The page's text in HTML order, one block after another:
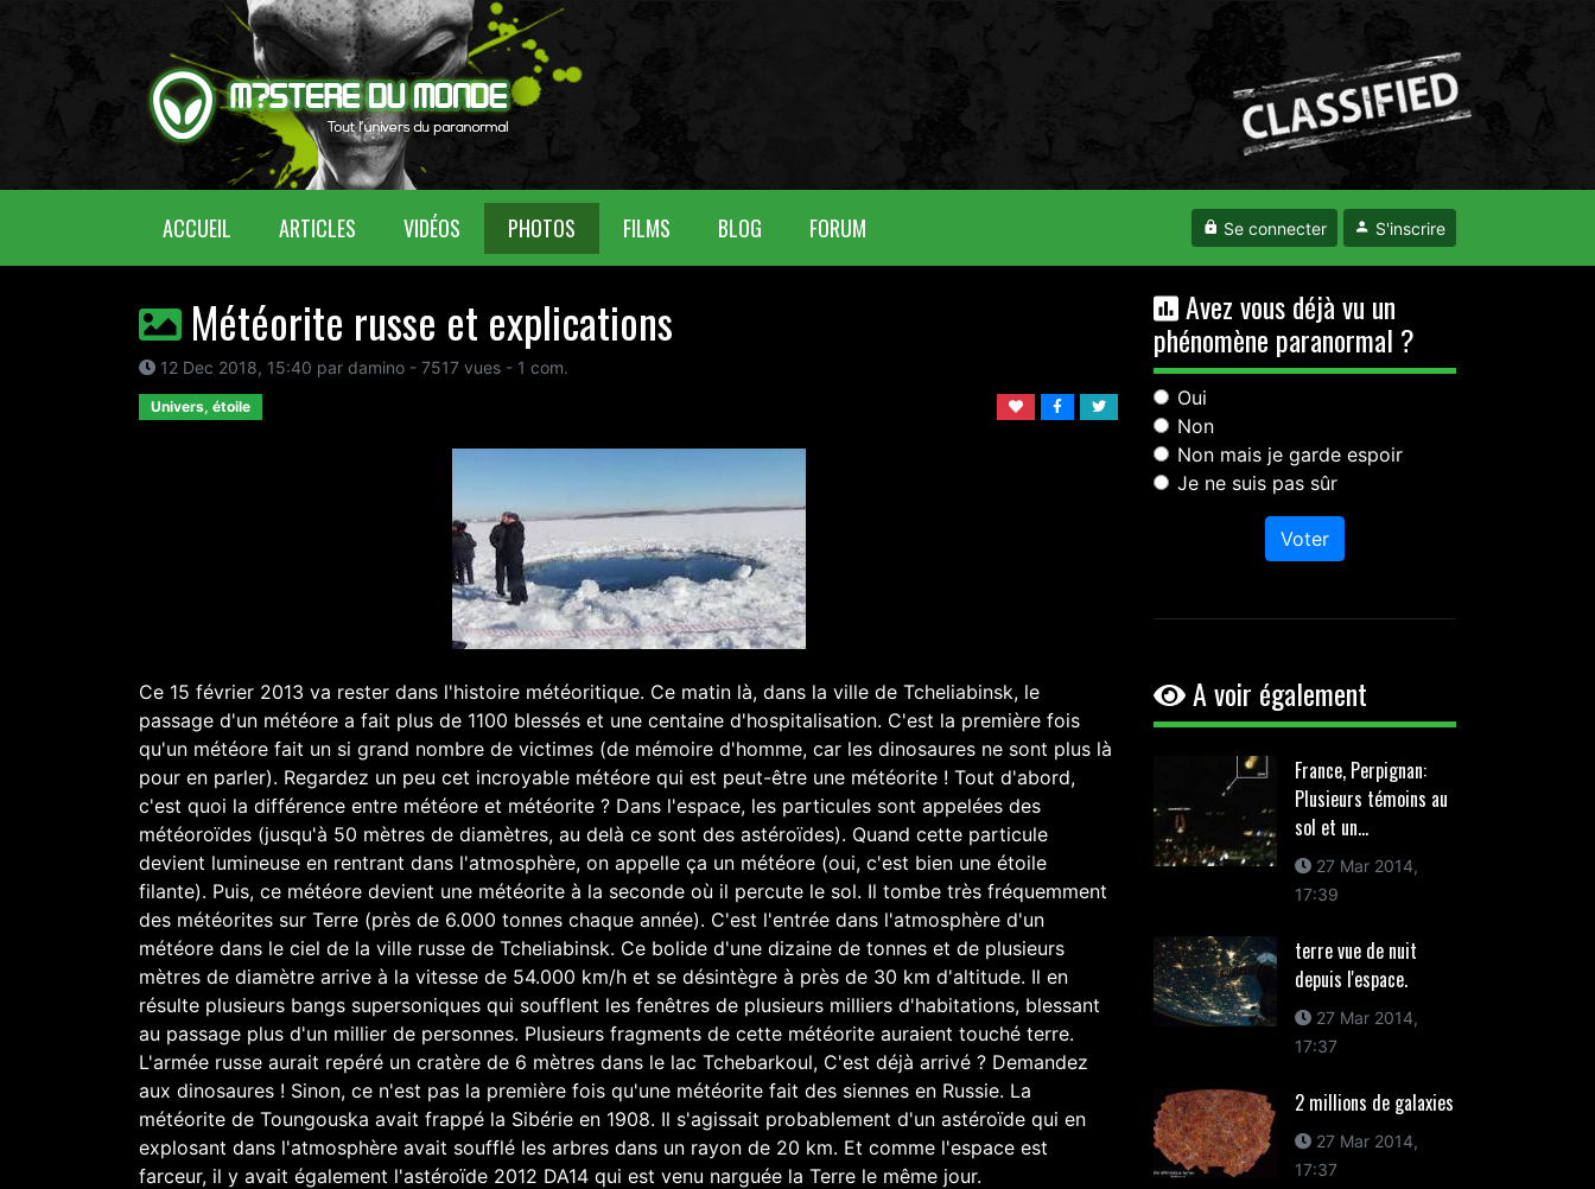
ACCUEIL (CURRENT)ARTICLES VIDÉOS PHOTOS FILMS BLOG FORUM Se connecter S'inscrire
Météorite russe et explications
12 Dec 2018, 15:40 par damino - 7517 vues - 1 com.
Univers, étoile
Ce 15 février 2013 va rester dans l'histoire météoritique. Ce matin là, dans la ville de Tcheliabinsk, le
passage d'un météore a fait plus de 1100 blessés et une centaine d'hospitalisation. C'est la première fois
qu'un météore fait un si grand nombre de victimes (de mémoire d'homme, car les dinosaures ne sont plus là
pour en parler). Regardez un peu cet incroyable météore qui est peut-être une météorite ! Tout d'abord,
c'est quoi la différence entre météore et météorite ? Dans l'espace, les particules sont appelées des
météoroïdes (jusqu'à 50 mètres de diamètres, au delà ce sont des astéroïdes). Quand cette particule
devient lumineuse en rentrant dans l'atmosphère, on appelle ça un météore (oui, c'est bien une étoile
filante). Puis, ce météore devient une météorite à la seconde où il percute le sol. Il tombe très fréquemment
des météorites sur Terre (près de 6.000 tonnes chaque année). C'est l'entrée dans l'atmosphère d'un
météore dans le ciel de la ville russe de Tcheliabinsk. Ce bolide d'une dizaine de tonnes et de plusieurs
mètres de diamètre arrive à la vitesse de 54.000 km/h et se désintègre à près de 30 km d'altitude. Il en
résulte plusieurs bangs supersoniques qui soufflent les fenêtres de plusieurs milliers d'habitations, blessant
au passage plus d'un millier de personnes. Plusieurs fragments de cette météorite auraient touché terre.
L'armée russe aurait repéré un cratère de 6 mètres dans le lac Tchebarkoul, C'est déjà arrivé ? Demandez
aux dinosaures ! Sinon, ce n'est pas la première fois qu'une météorite fait des siennes en Russie. La
météorite de Toungouska avait frappé la Sibérie en 1908. Il s'agissait probablement d'un astéroïde qui en
explosant dans l'atmosphère avait soufflé les arbres dans un rayon de 20 km. Et comme l'espace est
farceur, il y avait également l'astéroïde 2012 DA14 qui est venu narguée la Terre le même jour.
Avez vous déjà vu un
phénomène paranormal ?
Oui
Non
Non mais je garde espoir
Je ne suis pas sûr
Voter
A voir également
France, Perpignan:
Plusieurs témoins au
sol et un...
27 Mar 2014,
17:39
terre vue de nuit
depuis l'espace.
27 Mar 2014,
17:37
2 millions de galaxies
27 Mar 2014,
17:37